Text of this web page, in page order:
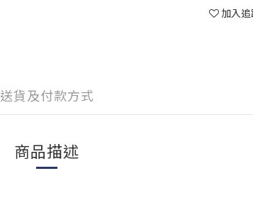
加入
送貨及付款方式
商品描述